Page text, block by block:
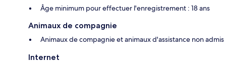
Âge minimum pour effectuer l'enregistrement : 18 ans
Animaux de compagnie
Animaux de compagnie et animaux d'assistance non admis
Internet